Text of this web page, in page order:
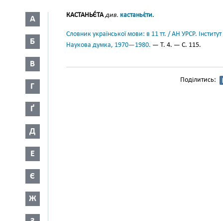
А
Б
В
Г
Ґ
Д
Е
Є
Ж
КАСТАНЬЄ́ТА див. кастаньє́ти.
Словник української мови: в 11 тт. / АН УРСР.
Наукова думка, 1970—1980. — Т. 4. — С. 115.
Поділитись: